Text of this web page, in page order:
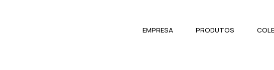
EMPRESA PRODUTOS